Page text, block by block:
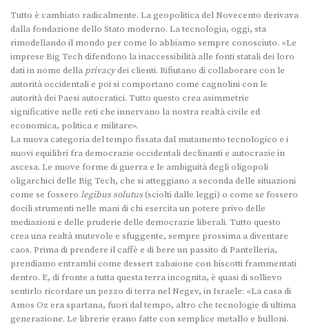
Tutto è cambiato radicalmente. La geopolitica del Novecento derivava
dalla fondazione dello Stato moderno. La tecnologia, oggi, sta
rimodellando il mondo per come lo abbiamo sempre conosciuto. «Le
imprese Big Tech difendono la inaccessibilità alle fonti statali dei loro
dati in nome della privacydei clienti. Rifiutano di collaborare con le
autorità occidentali e poi si comportano come cagnolini con le
autorità dei Paesi autocratici. Tutto questo crea asimmetrie
significative nelle reti che innervano la nostra realtà civile ed
economica, politica e militare».
La nuova categoria del tempo fissata dal mutamento tecnologico e i
nuovi equilibri fra democrazie occidentali declinanti e autocrazie in
ascesa. Le nuove forme di guerra e le ambiguità degli oligopoli
oligarchici delle Big Tech, che si atteggiano a seconda delle situazioni
come se fossero legibus solutus(sciolti dalle leggi) o come se fossero
docili strumenti nelle mani di chi esercita un potere privo delle
mediazioni e delle pruderie delle democrazie liberali. Tutto questo
crea una realtà mutevole e sfuggente, sempre prossima a diventare
caos. Prima di prendere il caffè e di bere un passito di Pantelleria,
prendiamo entrambi come dessert zabaione con biscotti frammentati
dentro. E, di fronte a tutta questa terra incognita, è quasi di sollievo
sentirlo ricordare un pezzo di terra nel Negev, in Israele: «La casa di
Amos Oz era spartana, fuori dal tempo, altro che tecnologie di ultima
generazione. Le librerie erano fatte con semplice metallo e bulloni.